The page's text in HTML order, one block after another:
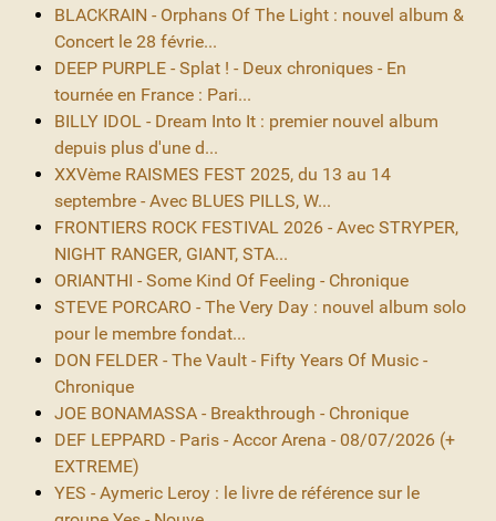
BLACKRAIN - Orphans Of The Light : nouvel album &
Concert le 28 févrie...
DEEP PURPLE - Splat ! - Deux chroniques - En
tournée en France : Pari...
BILLY IDOL - Dream Into It : premier nouvel album
depuis plus d'une d...
XXVème RAISMES FEST 2025, du 13 au 14
septembre - Avec BLUES PILLS, W...
FRONTIERS ROCK FESTIVAL 2026 - Avec STRYPER,
NIGHT RANGER, GIANT, STA...
ORIANTHI - Some Kind Of Feeling - Chronique
STEVE PORCARO - The Very Day : nouvel album solo
pour le membre fondat...
DON FELDER - The Vault - Fifty Years Of Music -
Chronique
JOE BONAMASSA - Breakthrough - Chronique
DEF LEPPARD - Paris - Accor Arena - 08/07/2026 (+
EXTREME)
YES - Aymeric Leroy : le livre de référence sur le